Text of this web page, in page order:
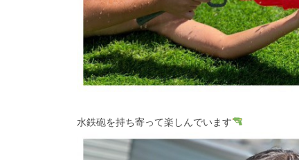
水鉄砲を持ち寄って楽しんでいます